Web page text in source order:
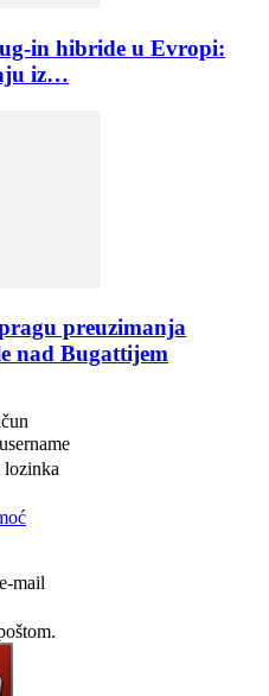
in hibride u Evropi:
iz…
preuzimanja
nad Bugattijem
lozinka
mail